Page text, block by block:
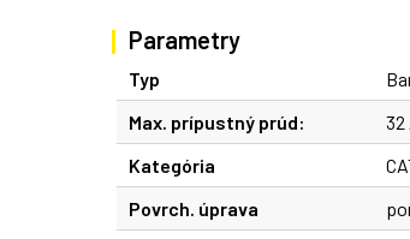
Parametry
Typ
Max. prípustný prúd:
32
Kategória
Povrch. úprava